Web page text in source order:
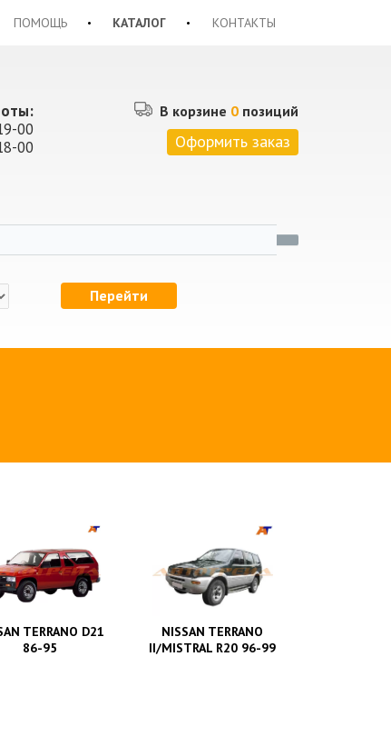
ПОМОЩЬ КАТАЛОГ КОНТАКТЫ
00
00
В корзине 0 позиций
Оформить заказ
Перейти
TERRANO D21
86-95
NISSAN TERRANO
II/MISTRAL R20 96-99